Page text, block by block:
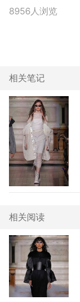
8956人浏览
相关笔记
相关阅读